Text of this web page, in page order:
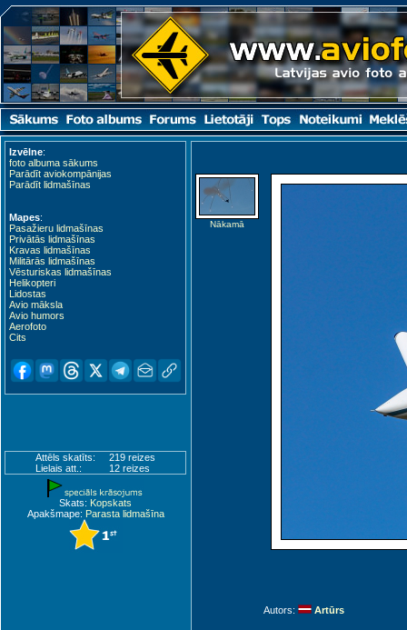
Izvēlne:
foto albuma sākums
Parādīt aviokompānijas
Parādīt lidmašīnas
Mapes:
Pasažieru lidmašīnas
Privātās lidmašīnas
Kravas lidmašīnas
Militārās lidmašīnas
Vēsturiskas lidmašīnas
Helikopteri
Lidostas
Avio māksla
Avio humors
Aerofoto
Cits
Attēls skatīts:
219 reizes
Lielais att.:
12 reizes
Skats: Kopskats
Apakšmape: Parasta lidmašīna
Nākamā
Autors: Artūrs